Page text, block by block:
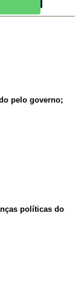
pelo governo;
políticas do